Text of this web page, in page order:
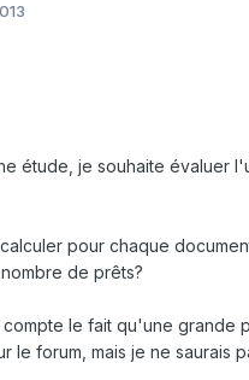
étude, je souhaite évaluer
pour chaque
de prêts?
le fait qu'une grande
le forum, mais je ne saurais